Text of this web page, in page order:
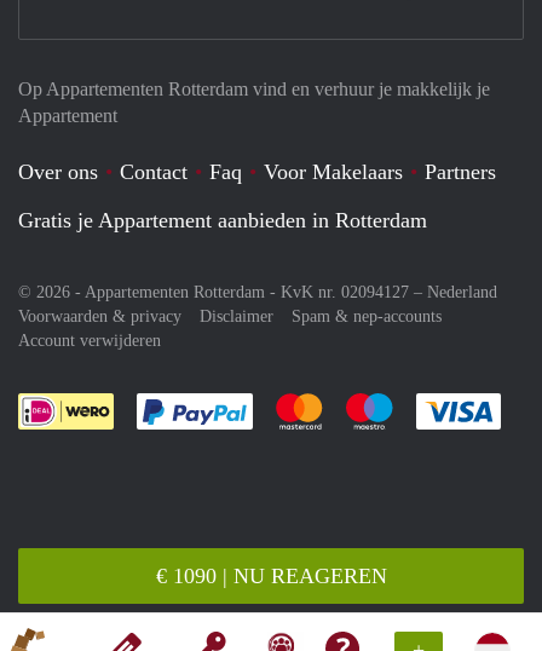
€ 1090 | NU REAGEREN
Op Appartementen Rotterdam vind en verhuur je makkelijk je
Appartement
Over ons Contact Faq Voor Makelaars
Partners
Gratis je Appartement aanbieden in Rotterdam
© 2026 - Appartementen Rotterdam - KvK nr. 02094127 – Nederland
Voorwaarden & privacy
Disclaimer
Spam & nep-accounts
Account verwijderen
Je rekent gemakkelijk af met Paypal
Je rekent gemakkelijk af met
Je rekent